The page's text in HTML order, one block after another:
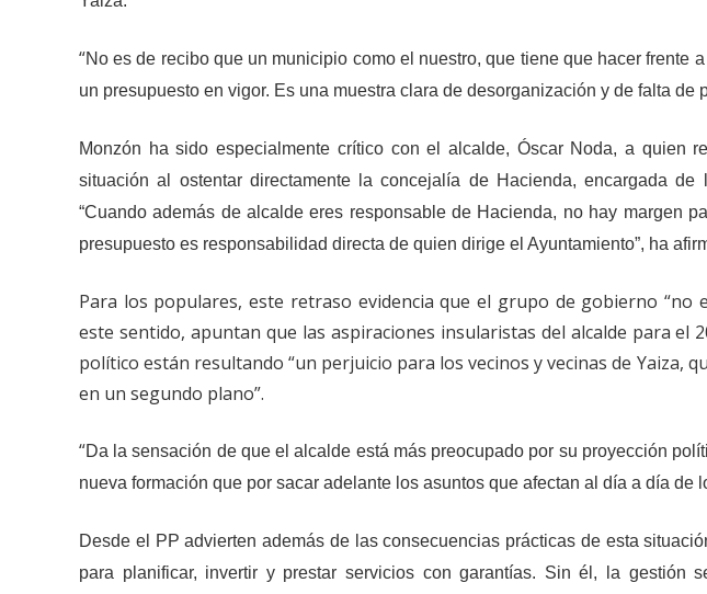
“No es de recibo que un municipio como el nuestro, que tiene que hacer frente
un presupuesto en vigor. Es una muestra clara de desorganización y de falta de
Monzón ha sido especialmente crítico con el alcalde, Óscar Noda, a quien
situación al ostentar directamente la concejalía de Hacienda, encargada
“Cuando además de alcalde eres responsable de Hacienda, no hay margen
presupuesto es responsabilidad directa de quien dirige el Ayuntamiento”, ha
Para los populares, este retraso evidencia que el grupo de gobierno “no
este sentido, apuntan que las aspiraciones insularistas del alcalde para el
político están resultando “un perjuicio para los vecinos y vecinas de Yaiza,
en un segundo plano”.
“Da la sensación de que el alcalde está más preocupado por su proyección
nueva formación que por sacar adelante los asuntos que afectan al día a día de
Desde el PP advierten además de las consecuencias prácticas de esta
para planificar, invertir y prestar servicios con garantías. Sin él, la gestión